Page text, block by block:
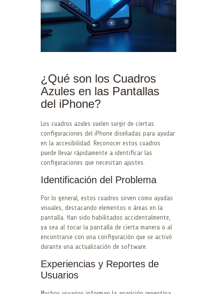
¿Qué son los Cuadros
Azules en las Pantallas
del iPhone?
Los cuadros azules suelen surgir de ciertas
configuraciones del iPhone diseñadas para ayudar
en la accesibilidad. Reconocer estos cuadros
puede llevar rápidamente a identificar las
configuraciones que necesitan ajustes.
Identificación del Problema
Por lo general, estos cuadros sirven como ayudas
visuales, destacando elementos o áreas en la
pantalla. Han sido habilitados accidentalmente,
ya sea al tocar la pantalla de cierta manera o al
encontrarse con una configuración que se activó
durante una actualización de software.
Experiencias y Reportes de
Usuarios